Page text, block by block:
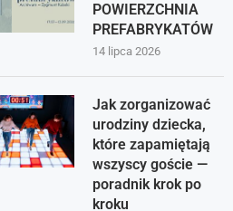
POWIERZCHNIA
PREFABRYKATÓW
14 lipca 2026
Jak zorganizować
urodziny dziecka,
które zapamiętają
wszyscy goście —
poradnik krok po
kroku